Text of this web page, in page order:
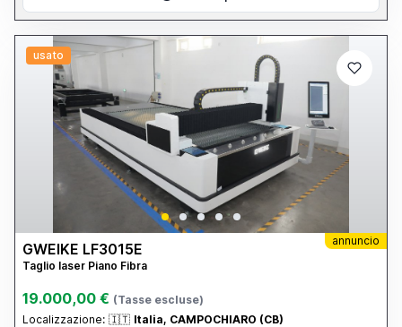
usato
annuncio
GWEIKE LF3015E
Taglio laser Piano Fibra
19.000,00 € (Tasse escluse)
Localizzazione: 🇮🇹 Italia, CAMPOCHIARO (CB)